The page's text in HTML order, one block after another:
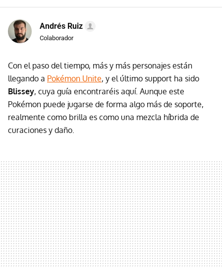
Andrés Ruiz
Colaborador
Con el paso del tiempo, más y más personajes están
llegando a Pokémon Unite, y el último support ha sido
Blissey, cuya guía encontraréis aquí. Aunque este
Pokémon puede jugarse de forma algo más de soporte,
realmente como brilla es como una mezcla híbrida de
curaciones y daño.